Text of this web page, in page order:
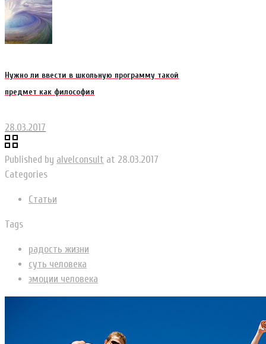
Нужно ли ввести в школьную программу такой
предмет как философия
28.03.2017
Published by alvelconsult at 28.03.2017
Categories
Статьи
Tags
радость жизни
суть человека
эмоции человека